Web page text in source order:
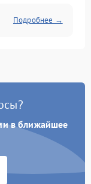
Подробнее →
Подробнее →
в ближайшее